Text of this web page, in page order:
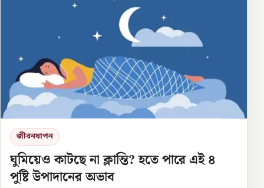
জীবনযাপন
ঘুমিয়েও কাটছে না ক্লান্তি? হতে পারে এই ৪
পুষ্টি উপাদানের অভাব